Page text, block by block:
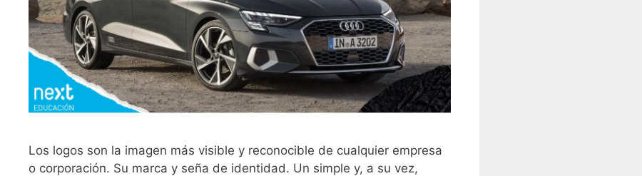
Los logos son la imagen más visible y reconocible de cualquier empresa
o corporación. Su marca y seña de identidad. Un simple y, a su vez,